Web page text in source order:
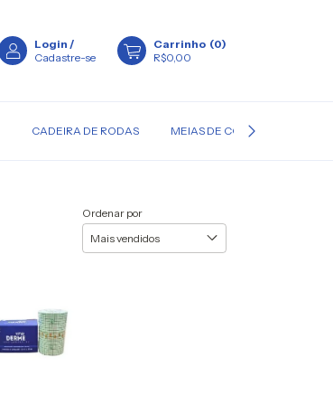
Login /
Cadastre-se
Carrinho (0)
R$0,00
CADEIRA DE RODAS MEIAS DE COMPRESSÃO
Ordenar por